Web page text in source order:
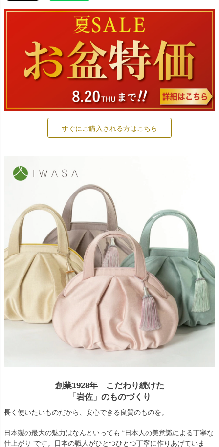
すぐにご購入される方はこちら
創業1928年 こだわり続けた
「岩佐」のものづくり
長く使いたいものだから、安心できる良質のものを。
日本製の最大の魅力はなんといっても “日本人の美意識による丁寧な
仕上がり”です。日本の職人がひとつひとつ丁寧に作りあげていま